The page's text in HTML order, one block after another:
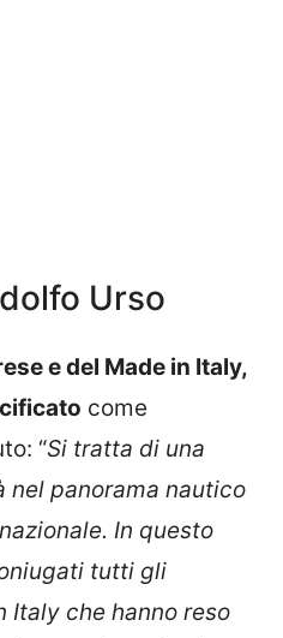
Urso
e del Made in Italy,
come
“Si tratta di una
nel panorama nautico
In questo
tutti gli
Italy che hanno reso